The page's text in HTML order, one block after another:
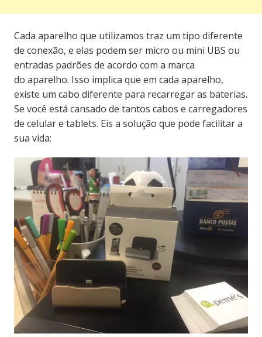
Cada aparelho que utilizamos traz um tipo diferente
de conexão, e elas podem ser micro ou mini UBS ou
entradas padrões de acordo com a marca
do aparelho. Isso implica que em cada aparelho,
existe um cabo diferente para recarregar as baterias.
Se você está cansado de tantos cabos e carregadores
de celular e tablets. Eis a solução que pode facilitar a
sua vida: